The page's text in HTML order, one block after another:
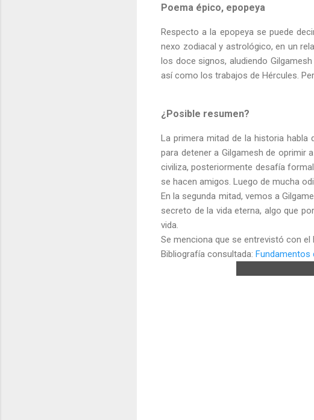
Poema épico, epopeya
Respecto a la epopeya se puede
nexo zodiacal y astrológico, en un
los doce signos, aludiendo
así como los trabajos de Hércules.
¿Posible resumen?
La primera mitad de la historia habla
para detener a Gilgamesh de oprimir
civiliza, posteriormente desafía
se hacen amigos. Luego de mucha
En la segunda mitad, vemos a
secreto de la vida eterna, algo que
vida.
Se menciona que se entrevistó con
Bibliografía consultada: Fundamentos